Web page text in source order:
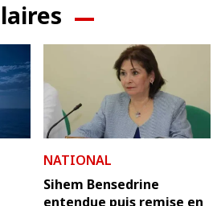
NATIONAL
Sihem Bensedrine
entendue puis remise en